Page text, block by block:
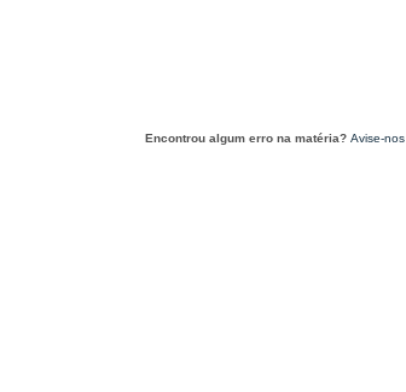
Encontrou algum erro na matéria? Avise-